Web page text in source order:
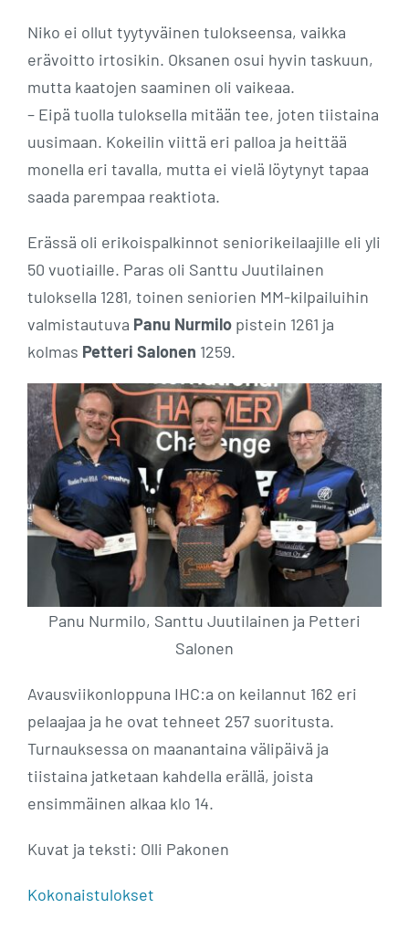
Niko ei ollut tyytyväinen tulokseensa, vaikka
erävoitto irtosikin. Oksanen osui hyvin taskuun,
mutta kaatojen saaminen oli vaikeaa.
– Eipä tuolla tuloksella mitään tee, joten tiistaina
uusimaan. Kokeilin viittä eri palloa ja heittää
monella eri tavalla, mutta ei vielä löytynyt tapaa
saada parempaa reaktiota.
Erässä oli erikoispalkinnot seniorikeilaajille eli yli
50 vuotiaille. Paras oli Santtu Juutilainen
tuloksella 1281, toinen seniorien MM-kilpailuihin
valmistautuva Panu Nurmilo pistein 1261 ja
kolmas Petteri Salonen 1259.
Panu Nurmilo, Santtu Juutilainen ja Petteri
Salonen
Avausviikonloppuna IHC:a on keilannut 162 eri
pelaajaa ja he ovat tehneet 257 suoritusta.
Turnauksessa on maanantaina välipäivä ja
tiistaina jatketaan kahdella erällä, joista
ensimmäinen alkaa klo 14.
Kuvat ja teksti: Olli Pakonen
Kokonaistulokset